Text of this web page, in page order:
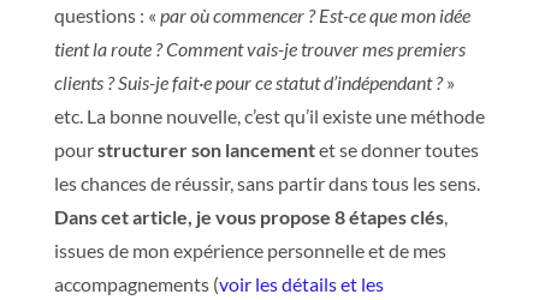
questions : « par où commencer ? Est-ce que mon idée
tient la route ? Comment vais-je trouver mes premiers
clients ? Suis-je fait·e pour ce statut d’indépendant ? »
etc. La bonne nouvelle, c’est qu’il existe une méthode
pourstructurer son lancementet se donner toutes
les chances de réussir, sans partir dans tous les sens.
Dans cet article, je vous propose 8 étapes clés,
issues de mon expérience personnelle et de mes
accompagnements (voir les détails et les